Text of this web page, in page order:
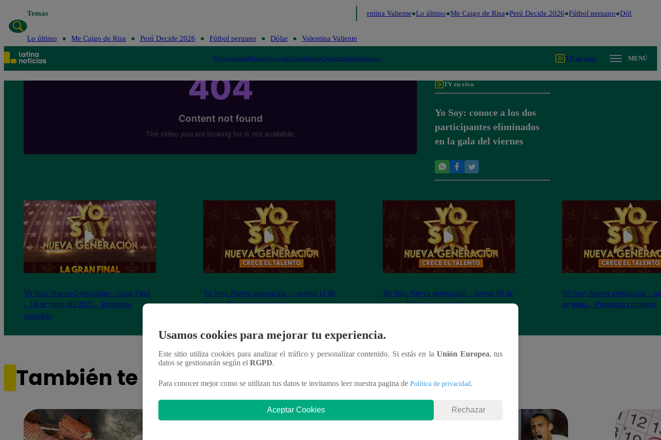
Temas Valentina Valiente Lo último Me Caigo de Risa Perú Decide 2026 Fútbol peruano Dólar
Lo último Me Caigo de Risa Perú Decide 2026 Fútbol peruano Dólar Valentina Valiente
PolíticaLimaMundoTe ayudoTendenciasDeportesEspectáculos TV en vivo MENÚ
TV en vivo
Yo Soy: conoce a los dos
participantes eliminados
en la gala del viernes
Yo Soy: Nueva Generación – Gran Final
– 14 de junio del 2021 – Programa
completo
Yo Soy: Nueva generación – viernes 11 de
junio – Programa completo
Yo Soy: Nueva generación – jueves 10 de
junio – Programa completo
Yo Soy: Nueva generación –
de junio – Programa completo
También te puede interesar
Usamos cookies para mejorar tu experiencia.
Este sitio utiliza cookies para analizar el tráfico y personalizar contenido. Si estás en laUnión Europea, tus
datos se gestionarán según el RGPD.
Para conocer mejor como se utilizan tus datos te invitamos leer nuestra pagina de Política de privacidad.
Aceptar Cookies Rechazar